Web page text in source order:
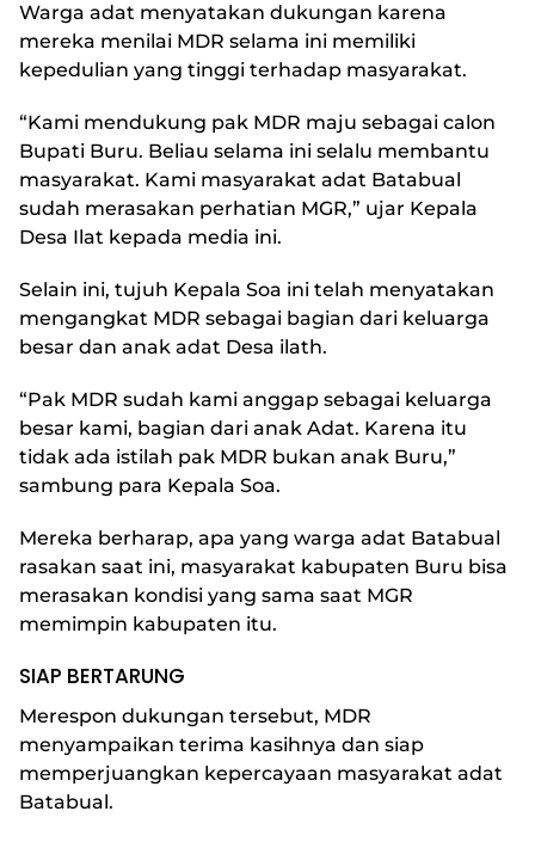
Warga adat menyatakan dukungan karena
mereka menilai MDR selama ini memiliki
kepedulian yang tinggi terhadap masyarakat.
“Kami mendukung pak MDR maju sebagai calon
Bupati Buru. Beliau selama ini selalu membantu
masyarakat. Kami masyarakat adat Batabual
sudah merasakan perhatian MGR,” ujar Kepala
Desa Ilat kepada media ini.
Selain ini, tujuh Kepala Soa ini telah menyatakan
mengangkat MDR sebagai bagian dari keluarga
besar dan anak adat Desa ilath.
“Pak MDR sudah kami anggap sebagai keluarga
besar kami, bagian dari anak Adat. Karena itu
tidak ada istilah pak MDR bukan anak Buru,”
sambung para Kepala Soa.
Mereka berharap, apa yang warga adat Batabual
rasakan saat ini, masyarakat kabupaten Buru bisa
merasakan kondisi yang sama saat MGR
memimpin kabupaten itu.
SIAP BERTARUNG
Merespon dukungan tersebut, MDR
menyampaikan terima kasihnya dan siap
memperjuangkan kepercayaan masyarakat adat
Batabual.